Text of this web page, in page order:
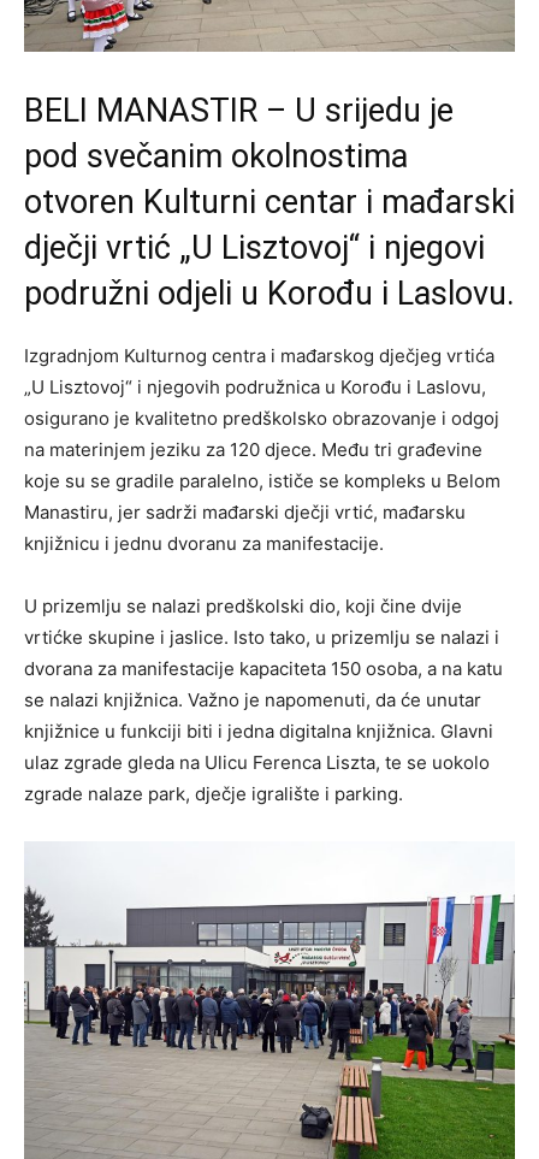
BELI MANASTIR – U srijedu je
pod svečanim okolnostima
otvoren Kulturni centar i mađarski
dječji vrtić „U Lisztovoj“ i njegovi
podružni odjeli u Korođu i Laslovu.
Izgradnjom Kulturnog centra i mađarskog dječjeg vrtića
„U Lisztovoj“ i njegovih podružnica u Korođu i Laslovu,
osigurano je kvalitetno predškolsko obrazovanje i odgoj
na materinjem jeziku za 120 djece. Među tri građevine
koje su se gradile paralelno, ističe se kompleks u Belom
Manastiru, jer sadrži mađarski dječji vrtić, mađarsku
knjižnicu i jednu dvoranu za manifestacije.
U prizemlju se nalazi predškolski dio, koji čine dvije
vrtićke skupine i jaslice. Isto tako, u prizemlju se nalazi i
dvorana za manifestacije kapaciteta 150 osoba, a na katu
se nalazi knjižnica. Važno je napomenuti, da će unutar
knjižnice u funkciji biti i jedna digitalna knjižnica. Glavni
ulaz zgrade gleda na Ulicu Ferenca Liszta, te se uokolo
zgrade nalaze park, dječje igralište i parking.